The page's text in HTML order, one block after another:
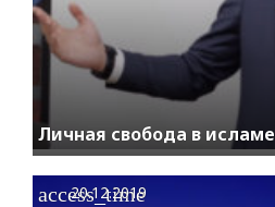
Личная свобода в исламе
access_time
20.12.2019